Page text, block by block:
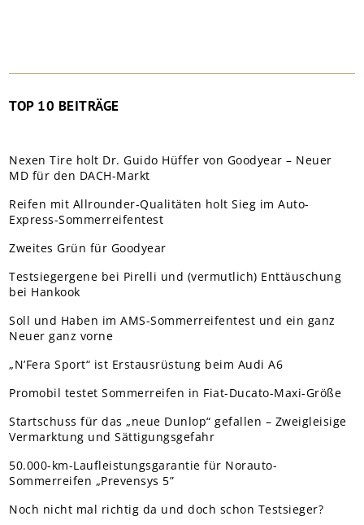
TOP 10 BEITRÄGE
Nexen Tire holt Dr. Guido Hüffer von Goodyear – Neuer
MD für den DACH-Markt
Reifen mit Allrounder-Qualitäten holt Sieg im Auto-
Express-Sommerreifentest
Zweites Grün für Goodyear
Testsiegergene bei Pirelli und (vermutlich) Enttäuschung
bei Hankook
Soll und Haben im AMS-Sommerreifentest und ein ganz
Neuer ganz vorne
„N’Fera Sport“ ist Erstausrüstung beim Audi A6
Promobil testet Sommerreifen in Fiat-Ducato-Maxi-Größe
Startschuss für das „neue Dunlop“ gefallen – Zweigleisige
Vermarktung und Sättigungsgefahr
50.000-km-Laufleistungsgarantie für Norauto-
Sommerreifen „Prevensys 5”
Noch nicht mal richtig da und doch schon Testsieger?